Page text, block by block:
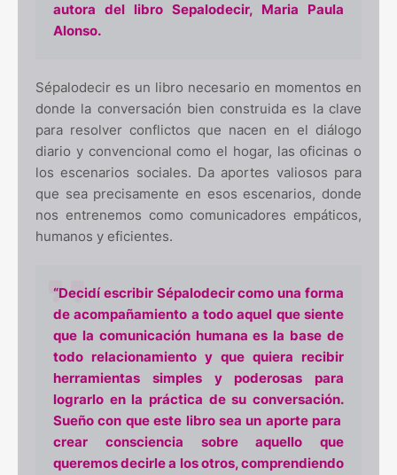
autora del libro Sepalodecir, Maria Paula
Alonso.
Sépalodecir es un libro necesario en momentos en
donde la conversación bien construida es la clave
para resolver conflictos que nacen en el diálogo
diario y convencional como el hogar, las oficinas o
los escenarios sociales. Da aportes valiosos para
que sea precisamente en esos escenarios, donde
nos entrenemos como comunicadores empáticos,
humanos y eficientes.
“Decidí escribir Sépalodecir como una forma
de acompañamiento a todo aquel que siente
que la comunicación humana es la base de
todo relacionamiento y que quiera recibir
herramientas simples y poderosas para
lograrlo en la práctica de su conversación.
Sueño con que este libro sea un aporte para
crear consciencia sobre aquello que
queremos decirle a los otros, comprendiendo